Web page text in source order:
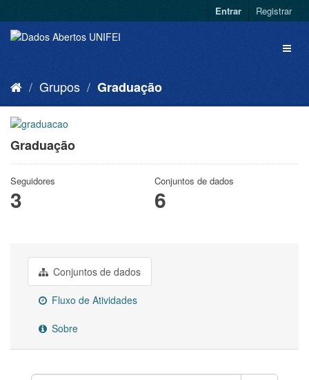
Entrar Registrar
Grupos Graduação
Graduação
Seguidores
3
Conjuntos de dados
6
Conjuntos de dados
Fluxo de Atividades
Sobre